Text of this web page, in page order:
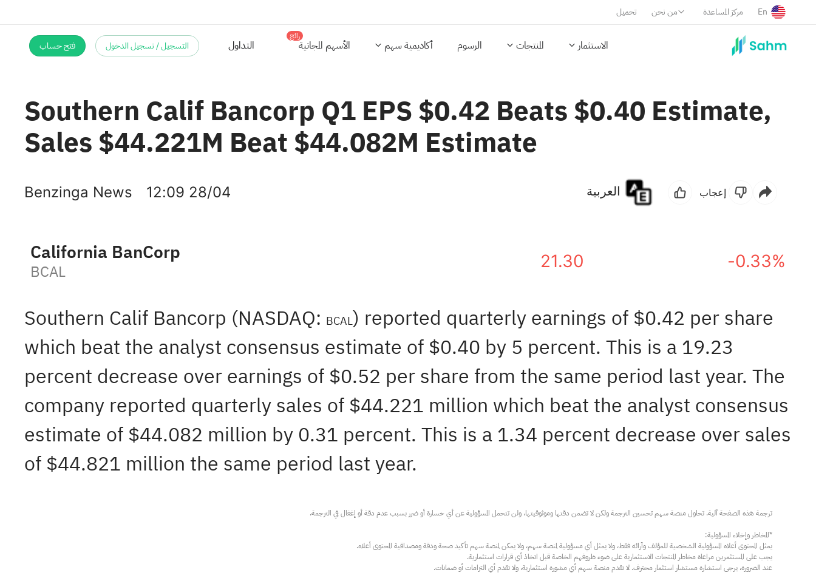
تحميل من نحن مركز المساعدة En
الاستثمار المنتجات الرسوم أكاديمية سهم الأسهم المجانية
رائج
التداول التسجيل / تسجيل الدخول فتح حساب
Southern Calif Bancorp Q1 EPS $0.42 Beats $0.40 Estimate,
Sales $44.221M Beat $44.082M Estimate
Benzinga News 12:09 28/04 إعجاب
California BanCorp
BCAL 21.30 -0.33%
Southern Calif Bancorp (NASDAQ: BCAL) reported quarterly earnings of $0.42 per share
which beat the analyst consensus estimate of $0.40 by 5 percent. This is a 19.23
percent decrease over earnings of $0.52 per share from the same period last year. The
company reported quarterly sales of $44.221 million which beat the analyst consensus
estimate of $44.082 million by 0.31 percent. This is a 1.34 percent decrease over sales
of $44.821 million the same period last year.
عند الضرورة، يرجى استشارة مستشار استثمار محترف. لا تقدم منصة سهم أي مشورة استثمارية، ولا تقدم أي التزامات أو ضمانات.